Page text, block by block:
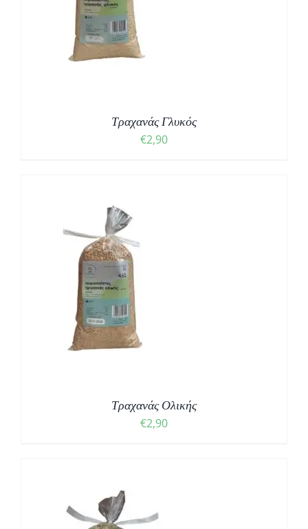
Τραχανάς Γλυκός
€2,90
Τραχανάς Ολικής
€2,90